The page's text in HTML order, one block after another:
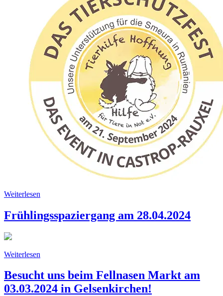
Weiterlesen
Frühlingsspaziergang am 28.04.2024
Weiterlesen
Besucht uns beim Fellnasen Markt am
03.03.2024 in Gelsenkirchen!